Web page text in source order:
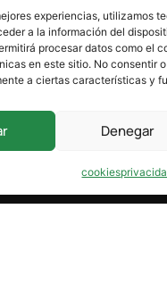
experiencias, utilizamos
a la información del
procesar datos como el
en este sitio. No consentir
a ciertas características y
Denegar
cookies